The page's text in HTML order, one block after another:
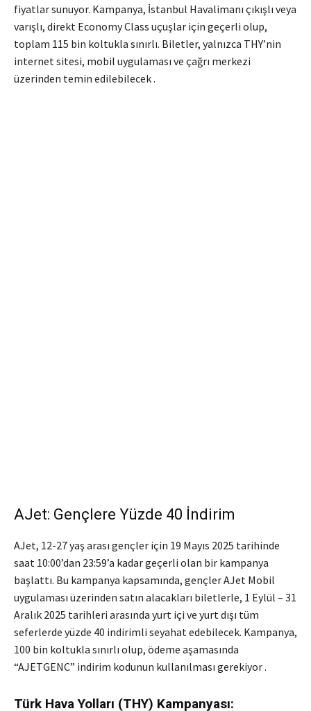
fiyatlar sunuyor. Kampanya, İstanbul Havalimanı çıkışlı veya
varışlı, direkt Economy Class uçuşlar için geçerli olup,
toplam 115 bin koltukla sınırlı. Biletler, yalnızca THY’nin
internet sitesi, mobil uygulaması ve çağrı merkezi
üzerinden temin edilebilecek.
AJet: Gençlere Yüzde 40 İndirim
AJet, 12-27 yaş arası gençler için 19 Mayıs 2025 tarihinde
saat 10:00’dan 23:59’a kadar geçerli olan bir kampanya
başlattı. Bu kampanya kapsamında, gençler AJet Mobil
uygulaması üzerinden satın alacakları biletlerle, 1 Eylül – 31
Aralık 2025 tarihleri arasında yurt içi ve yurt dışı tüm
seferlerde yüzde 40 indirimli seyahat edebilecek. Kampanya,
100 bin koltukla sınırlı olup, ödeme aşamasında
“AJETGENC” indirim kodunun kullanılması gerekiyor.
Türk Hava Yolları (THY) Kampanyası: